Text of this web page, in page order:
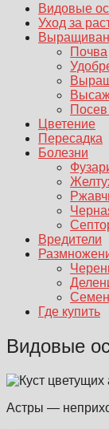
Видовые
Уход за
Почва
Цветение
Пересадка
Болезни
Вредители
Где купить
Видовые
Астры —